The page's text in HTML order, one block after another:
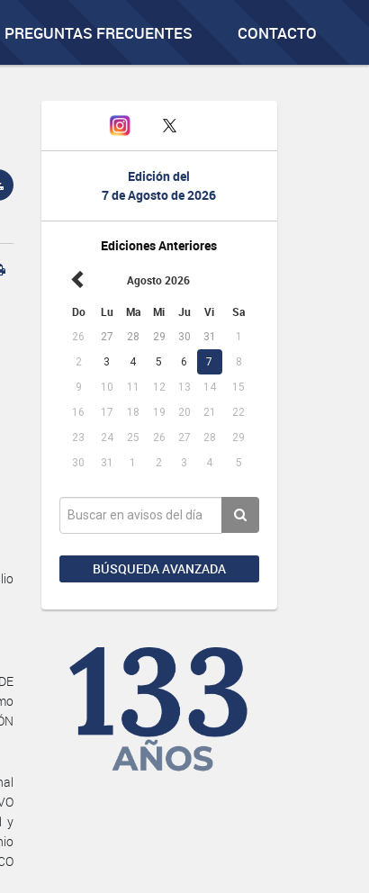
PREGUNTAS FRECUENTES CONTACTO
Edición del
7 de Agosto de 2026
Ediciones Anteriores
Agosto 2026
Do Lu Ma Mi Ju Vi Sa
26 27 28 29 30 31
1
2
3 4 5 6 7
8
9
10 11 12 13 14
15
16
17 18 19 20 21
22
23
24 25 26 27 28
29
30
31 1 2 3 4 5
BÚSQUEDA AVANZADA
y